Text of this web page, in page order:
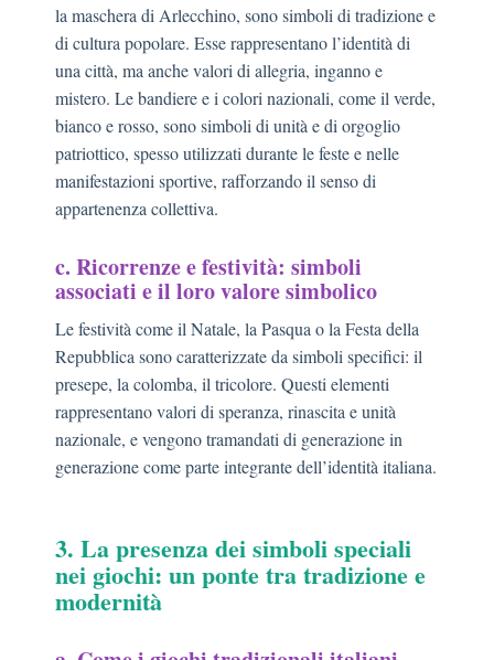
la maschera di Arlecchino, sono simboli di tradizione e
di cultura popolare. Esse rappresentano l’identità di
una città, ma anche valori di allegria, inganno e
mistero. Le bandiere e i colori nazionali, come il verde,
bianco e rosso, sono simboli di unità e di orgoglio
patriottico, spesso utilizzati durante le feste e nelle
manifestazioni sportive, rafforzando il senso di
appartenenza collettiva.
c. Ricorrenze e festività: simboli
associati e il loro valore simbolico
Le festività come il Natale, la Pasqua o la Festa della
Repubblica sono caratterizzate da simboli specifici: il
presepe, la colomba, il tricolore. Questi elementi
rappresentano valori di speranza, rinascita e unità
nazionale, e vengono tramandati di generazione in
generazione come parte integrante dell’identità italiana.
3. La presenza dei simboli speciali
nei giochi: un ponte tra tradizione e
modernità